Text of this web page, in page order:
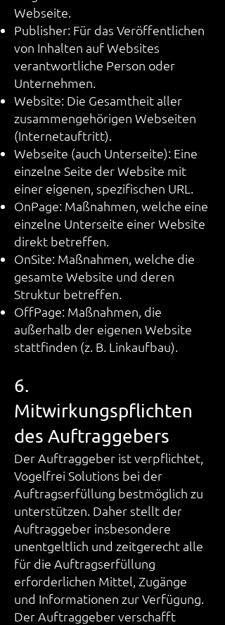
Webseite.
Publisher: Für das Veröffentlichen
von Inhalten auf Websites
verantwortliche Person oder
Unternehmen.
Website: Die Gesamtheit aller
zusammengehörigen Webseiten
(Internetauftritt).
Webseite (auch Unterseite): Eine
einzelne Seite der Website mit
einer eigenen, spezifischen URL.
OnPage: Maßnahmen, welche eine
einzelne Unterseite einer Website
direkt betreffen.
OnSite: Maßnahmen, welche die
gesamte Website und deren
Struktur betreffen.
OffPage: Maßnahmen, die
außerhalb der eigenen Website
stattfinden (z. B. Linkaufbau).
6.
Mitwirkungspflichten
des Auftraggebers
Der Auftraggeber ist verpflichtet,
Vogelfrei Solutions bei der
Auftragserfüllung bestmöglich zu
unterstützen. Daher stellt der
Auftraggeber insbesondere
unentgeltlich und zeitgerecht alle
für die Auftragserfüllung
erforderlichen Mittel, Zugänge
und Informationen zur Verfügung.
Der Auftraggeber verschafft